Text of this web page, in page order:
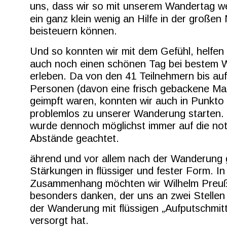
uns, dass wir so mit unserem Wandertag
ein ganz klein wenig an Hilfe in der
beisteuern können.
Und so konnten wir mit dem Gefühl,
auch noch einen schönen Tag bei bestem
erleben. Da von den 41 Teilnehmern bis
Personen (davon eine frisch gebackene
geimpft waren, konnten wir auch in
problemlos zu unserer Wanderung
wurde dennoch möglichst immer auf die
Abstände geachtet.
ährend und vor allem nach der
Stärkungen in flüssiger und fester Form.
Zusammenhang möchten wir Wilhelm
besonders danken, der uns an zwei
der Wanderung mit flüssigen
versorgt hat.